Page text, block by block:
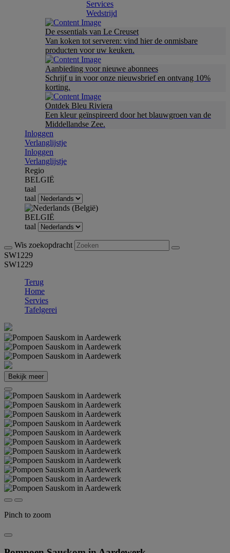
Services
Wedstrijd
De essentials van Le Creuset
Van koken tot serveren: vind hier de onmisbare
producten voor uw keuken.
Aanbieding voor nieuwe abonnees
Schrijf u in voor onze nieuwsbrief en ontvang 10%
korting.
Ontdek Bleu Riviera
Een kleur geïnspireerd door het blauwgroen van de
Middellandse Zee.
Inloggen
Verlanglijstje
Inloggen
Verlanglijstje
Regio
BELGIË
taal
taal
BELGIË
taal
Wis zoekopdracht
SW1229
SW1229
Terug
Home
Servies
Tafelgerei
Bekijk meer
Pinch to zoom